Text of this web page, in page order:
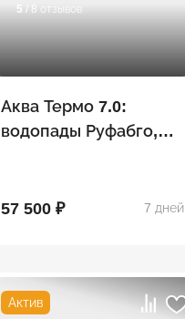
5 / 8 отзывов
Аква Термо 7.0:
водопады Руфабго,
термальные
57 500 ₽ 7 дней
Актив